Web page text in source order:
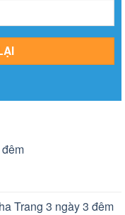
Trang 3 ngày 3 đêm